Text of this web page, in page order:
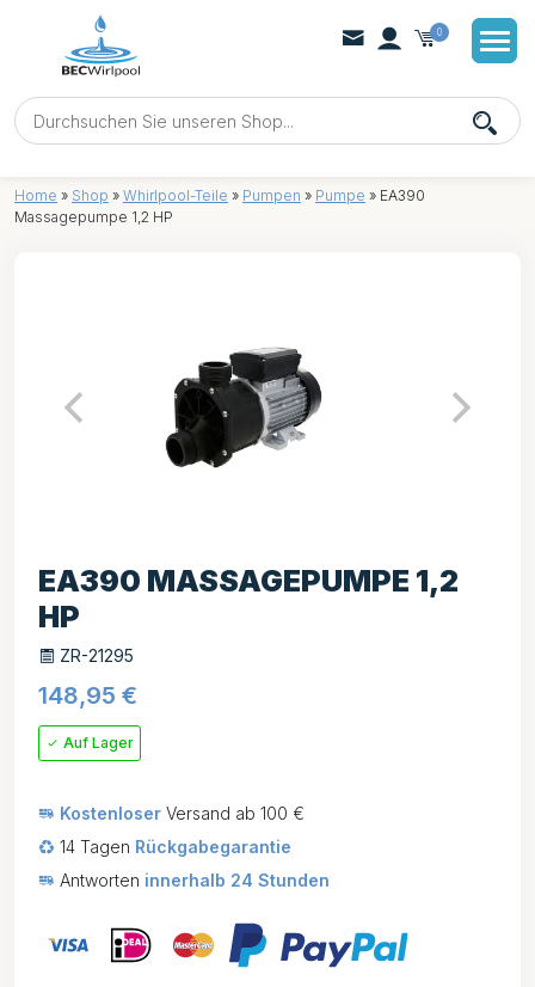
0
Home » Shop » Whirlpool-Teile » Pumpen » Pumpe » EA390
Massagepumpe 1,2 HP
EA390 MASSAGEPUMPE 1,2
HP
ZR-21295
148,95 €
Auf Lager
Kostenloser Versand ab 100 €
14 Tagen Rückgabegarantie
Antworten innerhalb 24 Stunden